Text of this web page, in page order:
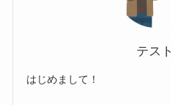
テスト
はじめまして！